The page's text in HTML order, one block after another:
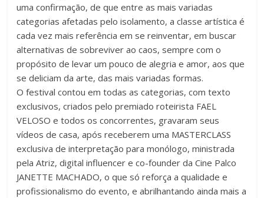
uma confirmação, de que entre as mais variadas
categorias afetadas pelo isolamento, a classe artística é
cada vez mais referência em se reinventar, em buscar
alternativas de sobreviver ao caos, sempre com o
propósito de levar um pouco de alegria e amor, aos que
se deliciam da arte, das mais variadas formas.
O festival contou em todas as categorias, com texto
exclusivos, criados pelo premiado roteirista FAEL
VELOSO e todos os concorrentes, gravaram seus
vídeos de casa, após receberem uma MASTERCLASS
exclusiva de interpretação para monólogo, ministrada
pela Atriz, digital influencer e co-founder da Cine Palco
JANETTE MACHADO, o que só reforça a qualidade e
profissionalismo do evento, e abrilhantando ainda mais a